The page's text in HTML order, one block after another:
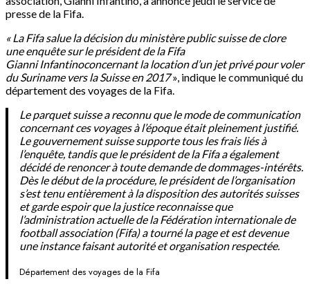
presse de la Fifa.
« La Fifa salue la décision du ministère public suisse de clore
une enquête sur le président de la Fifa
Gianni Infantinoconcernant la location d’un jet privé pour voler
du Suriname vers la Suisse en 2017», indique le communiqué du
département des voyages de la Fifa.
Le parquet suisse a reconnu que le mode de communication
concernant ces voyages à l’époque était pleinement justifié.
Le gouvernement suisse supporte tous les frais liés à
l’enquête, tandis que le président de la Fifa a également
décidé de renoncer à toute demande de dommages-intérêts.
Dès le début de la procédure, le président de l’organisation
s’est tenu entièrement à la disposition des autorités suisses
et garde espoir que la justice reconnaisse que
l’administration actuelle de la Fédération internationale de
football association (Fifa) a tourné la page et est devenue
une instance faisant autorité et organisation respectée.
Département des voyages de la Fifa